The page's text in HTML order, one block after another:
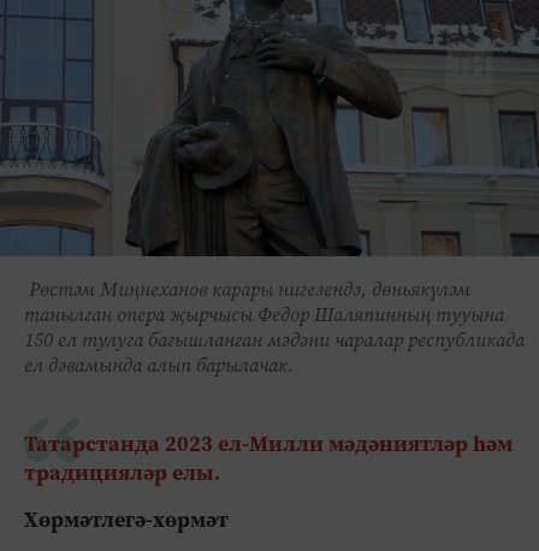
Рөстәм Миңнеханов карары нигезендә, дөньякүләм
танылган опера җырчысы Федор Шаляпинның тууына
150 ел тулуга багышланган мәдәни чаралар республикада
ел дәвамында алып барылачак.
Татарстанда 2023 ел-Милли мәдәниятләр һәм
традицияләр елы.
Хөрмәтлегә-хөрмәт